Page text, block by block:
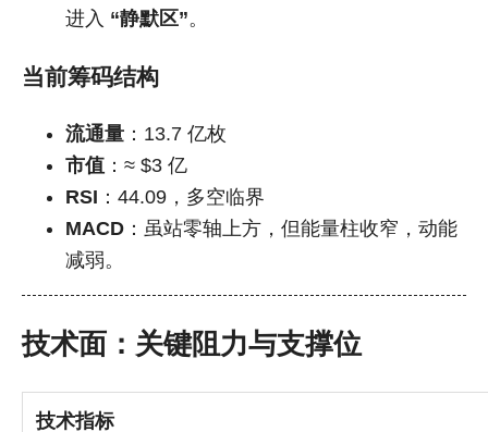
进入 “静默区”。
当前筹码结构
流通量 ：13.7 亿枚
市值 ：≈ $3 亿
RSI ：44.09，多空临界
MACD ：虽站零轴上方，但能量柱收窄，动能
减弱。
技术面：关键阻力与支撑位
技术指标